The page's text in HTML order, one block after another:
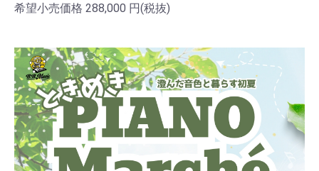
希望小売価格 288,000 円(税抜)